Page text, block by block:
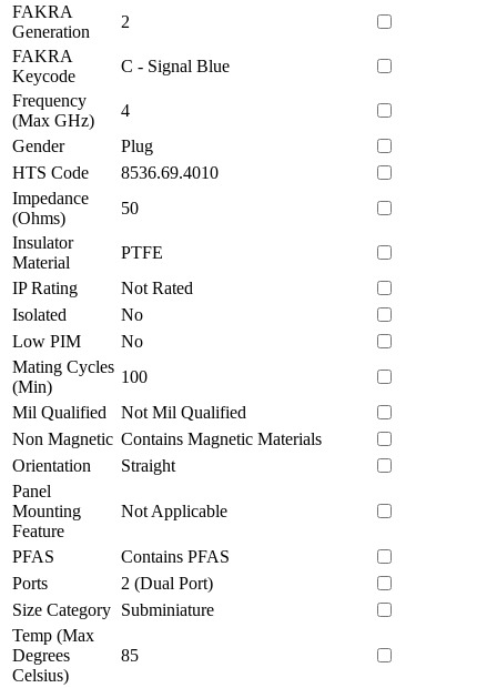
FAKRA
Generation
2
FAKRA
Keycode
C - Signal Blue
Frequency
(Max GHz)
4
Gender
Plug
HTS Code
8536.69.4010
Impedance
(Ohms)
50
Insulator
Material
PTFE
IP Rating
Not Rated
Isolated
No
Low PIM
No
Mating Cycles
(Min)
100
Mil Qualified
Not Mil Qualified
Non Magnetic Contains Magnetic Materials
Orientation
Straight
Panel
Mounting
Feature
Not Applicable
PFAS
Contains PFAS
Ports
2 (Dual Port)
Size Category Subminiature
Temp (Max
Degrees
Celsius)
85